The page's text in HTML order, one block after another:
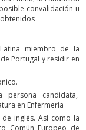
convalidación u
miembro de la
Portugal y residir en
candidata,
en Enfermería
inglés. Así como la